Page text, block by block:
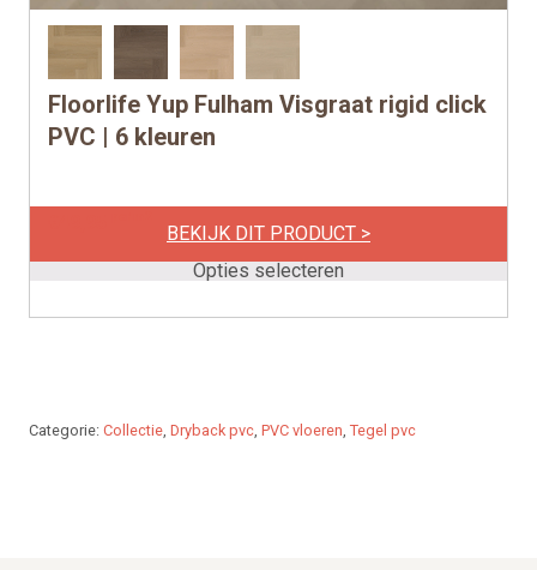
Floorlife Yup Fulham Visgraat rigid click
PVC | 6 kleuren
BEKIJK DIT PRODUCT >
Opties selecteren
Dit
product
Deze
kan
Categorie: Collectie, Dryback pvc, PVC vloeren, Tegel pvc